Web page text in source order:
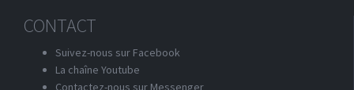
CONTACT
Suivez-nous sur Facebook
La chaîne Youtube
Contactez-nous sur Messenger